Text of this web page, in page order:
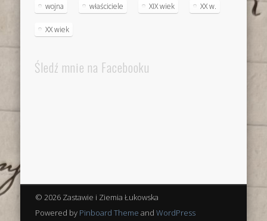
wojna właściciele XIX wiek XX w.
XX wiek
Śledź mnie na Facebooku
© 2026 Zastawie i Ziemia Łukowska
Powered by Pinboard Theme and WordPress